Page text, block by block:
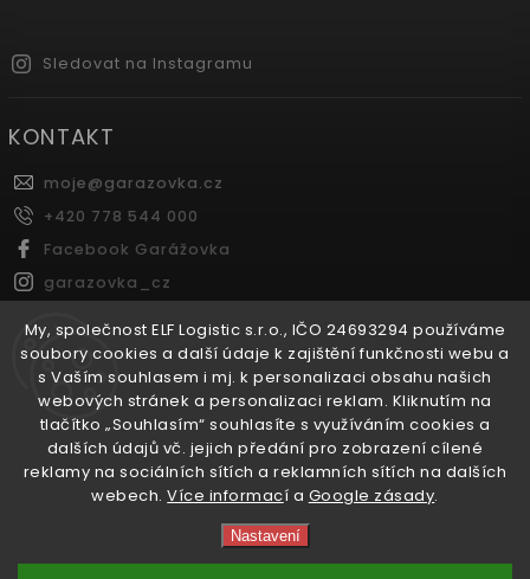
My, společnost ELF Logistic s.r.o., IČO 24693294 používáme
soubory cookies a další údaje k zajištění funkčnosti webu a
s Vaším souhlasem i mj. k personalizaci obsahu našich
webových stránek a personalizaci reklam. Kliknutím na
tlačítko „Souhlasím“ souhlasíte s využíváním cookies a
dalších údajů vč. jejich předání pro zobrazení cílené
reklamy na sociálních sítích a reklamních sítích na dalších
webech.Více informací a Google zásady.
Nastavení
Sledovat na Instagramu
KONTAKT
moje@garazovka.cz
+420 778 544 000
Facebook Garážovka
garazovka_cz
FACEBOOK
Copyright 2026Garážovka.cz. Všechna práva vyhrazena.
Shoptet| Design